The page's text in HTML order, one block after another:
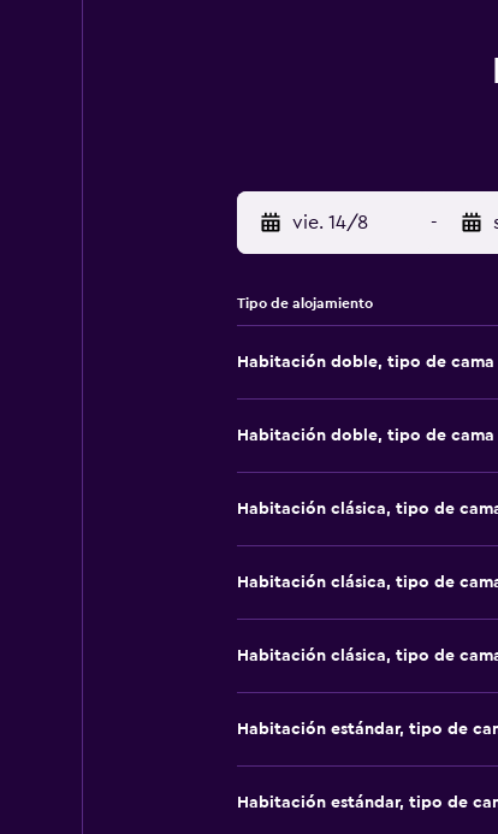
vie. 14/8 -
Tipo de alojamiento
Habitación doble, tipo de
Habitación doble, tipo de
Habitación clásica, tipo de
Habitación clásica, tipo de
Habitación clásica, tipo de
Habitación estándar, tipo de
Habitación estándar, tipo de